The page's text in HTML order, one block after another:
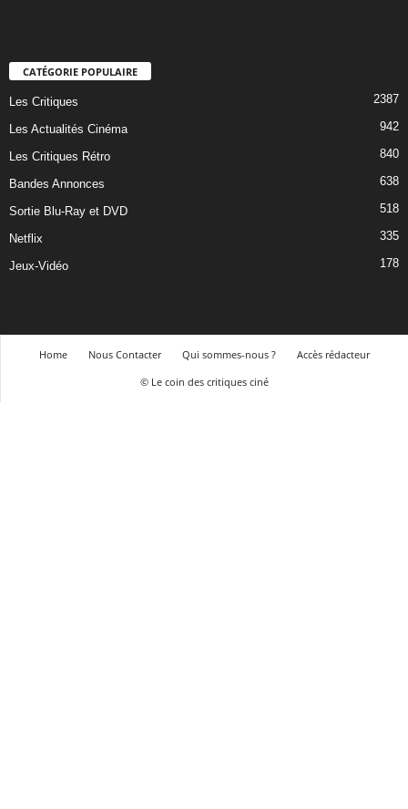
CATÉGORIE POPULAIRE
Les Critiques 2387
Les Actualités Cinéma 942
Les Critiques Rétro 840
Bandes Annonces 638
Sortie Blu-Ray et DVD 518
Netflix 335
Jeux-Vidéo 178
Home Nous Contacter Qui sommes-nous ?
Accès rédacteur
© Le coin des critiques ciné